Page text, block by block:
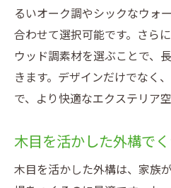
るいオーク調やシックなウォ
合わせて選択可能です。さら
ウッド調素材を選ぶことで、
きます。デザインだけでなく
で、より快適なエクステリア
木目を活かした外構で
木目を活かした外構は、家族